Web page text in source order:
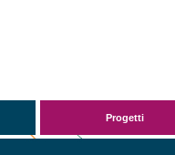
Progetti